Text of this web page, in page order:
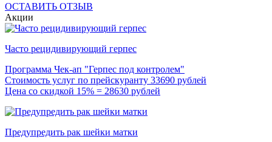
ОСТАВИТЬ ОТЗЫВ
Акции
Часто рецидивирующий герпес
Программа Чек-ап "Герпес под контролем"
Стоимость услуг по прейскуранту 33690 рублей
Цена со скидкой 15% = 28630 рублей
Предупредить рак шейки матки